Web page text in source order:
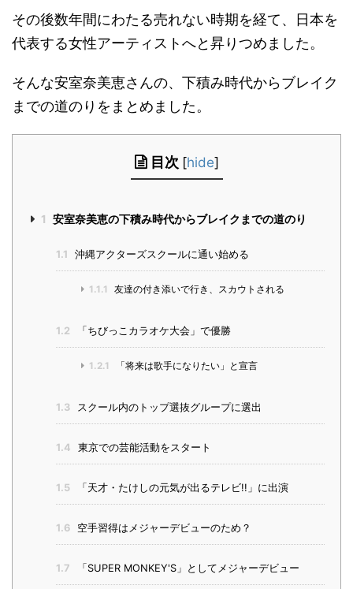
その後数年間にわたる売れない時期を経て、日本を
代表する女性アーティストへと昇りつめました。
そんな安室奈美恵さんの、下積み時代からブレイク
までの道のりをまとめました。
目次 [hide]
1 安室奈美恵の下積み時代からブレイクまでの道のり
1.1 沖縄アクターズスクールに通い始める
1.1.1 友達の付き添いで行き、スカウトされる
1.2 「ちびっこカラオケ大会」で優勝
1.2.1 「将来は歌手になりたい」と宣言
1.3 スクール内のトップ選抜グループに選出
1.4 東京での芸能活動をスタート
1.5 「天才・たけしの元気が出るテレビ!!」に出演
1.6 空手習得はメジャーデビューのため？
1.7 「SUPER MONKEY'S」としてメジャーデビュー